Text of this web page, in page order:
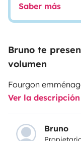
Saber más
Bruno te
volumen
Fourgon
Ver la descripción
Bruno